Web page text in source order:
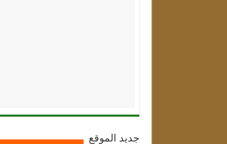
جديد الموقع